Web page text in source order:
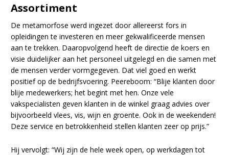
Assortiment
De metamorfose werd ingezet door allereerst fors in
opleidingen te investeren en meer gekwalificeerde mensen
aan te trekken. Daaropvolgend heeft de directie de koers en
visie duidelijker aan het personeel uitgelegd en die samen met
de mensen verder vormgegeven. Dat viel goed en werkt
positief op de bedrijfsvoering. Peereboom: “Blije klanten door
blije medewerkers; het begint met hen. Onze vele
vakspecialisten geven klanten in de winkel graag advies over
bijvoorbeeld vlees, vis, wijn en groente. Ook in de weekenden!
Deze service en betrokkenheid stellen klanten zeer op prijs.”
Hij vervolgt: “Wij zijn de hele week open, op werkdagen tot